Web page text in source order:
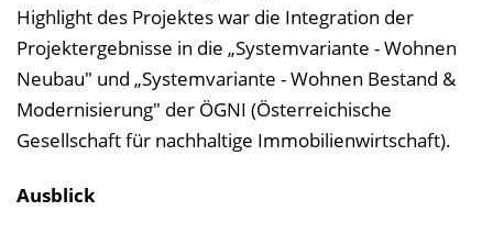
Highlight des Projektes war die Integration der
Projektergebnisse in die „Systemvariante - Wohnen
Neubau" und „Systemvariante - Wohnen Bestand &
Modernisierung" der ÖGNI (Österreichische
Gesellschaft für nachhaltige Immobilienwirtschaft).
Ausblick